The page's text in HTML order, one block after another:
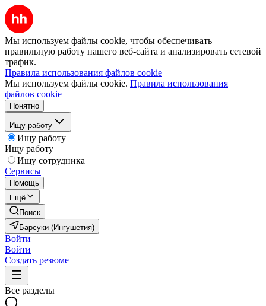
Мы используем файлы cookie, чтобы обеспечивать
правильную работу нашего веб-сайта и анализировать сетевой
трафик.
Правила использования файлов cookie
Мы используем файлы cookie. Правила использования
файлов cookie
Понятно
Ищу работу
Ищу работу
Ищу работу
Ищу сотрудника
Сервисы
Помощь
Ещё
Поиск
Барсуки (Ингушетия)
Войти
Войти
Создать резюме
Все разделы